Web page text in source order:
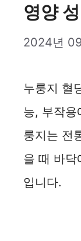
영양
2024년
누룽지 혈
능, 부작용
룽지는 전
을 때 바닥
입니다.